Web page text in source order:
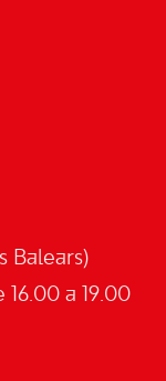
Balears)
a 19.00